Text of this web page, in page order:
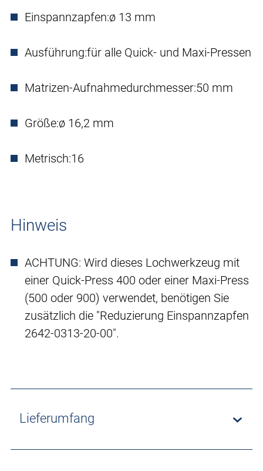
Einspannzapfen:ø 13 mm
Ausführung:für alle Quick- und Maxi-Pressen
Matrizen-Aufnahmedurchmesser:50 mm
Größe:ø 16,2 mm
Metrisch:16
Hinweis
ACHTUNG: Wird dieses Lochwerkzeug mit
einer Quick-Press 400 oder einer Maxi-Press
(500 oder 900) verwendet, benötigen Sie
zusätzlich die "Reduzierung Einspannzapfen
2642-0313-20-00".
Lieferumfang